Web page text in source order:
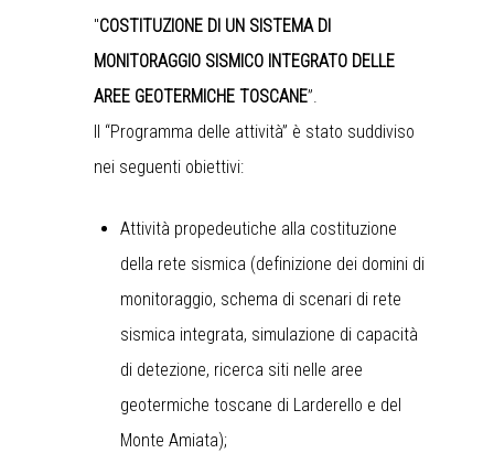
"COSTITUZIONE DI UN SISTEMA DI
MONITORAGGIO SISMICO INTEGRATO DELLE
AREE GEOTERMICHE TOSCANE”.
Il “Programma delle attività” è stato suddiviso
nei seguenti obiettivi:
Attività propedeutiche alla costituzione
della rete sismica (definizione dei domini di
monitoraggio, schema di scenari di rete
sismica integrata, simulazione di capacità
di detezione, ricerca siti nelle aree
geotermiche toscane di Larderello e del
Monte Amiata);